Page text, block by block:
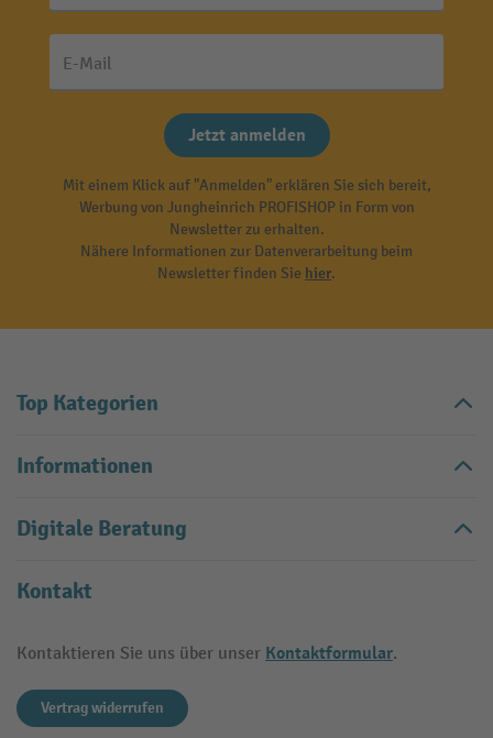
E-Mail
Jetzt anmelden
Mit einem Klick auf "Anmelden" erklären Sie sich bereit,
Werbung von Jungheinrich PROFISHOP in Form von
Newsletter zu erhalten.
Nähere Informationen zur Datenverarbeitung beim
Newsletter finden Sie hier.
Top Kategorien
Informationen
Digitale Beratung
Kontakt
Kontaktieren Sie uns über unser Kontaktformular.
Vertrag widerrufen